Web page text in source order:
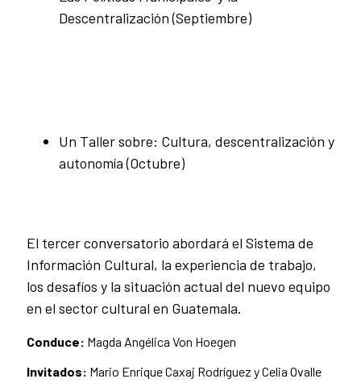
Descentralización (Septiembre)
Un Taller sobre: Cultura, descentralización y
autonomía (Octubre)
El tercer conversatorio abordará el Sistema de
Información Cultural, la experiencia de trabajo,
los desafíos y la situación actual del nuevo equipo
en el sector cultural en Guatemala.
Conduce: Magda Angélica Von Hoegen
Invitados: Mario Enrique Caxaj Rodríguez y Celia Ovalle